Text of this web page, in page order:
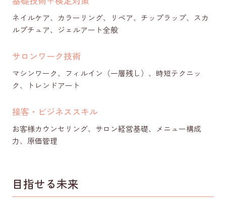
ネイルケア、カラーリング、リペア、チップラップ、スカ
ルプチュア、ジェルアート全般
サロンワーク技術
マシンワーク、フィルイン（一層残し）、時短テクニッ
ク、トレンドアート
接客・ビジネススキル
お客様カウンセリング、サロン経営基礎、メニュー構成
力、原価管理
目指せる未来